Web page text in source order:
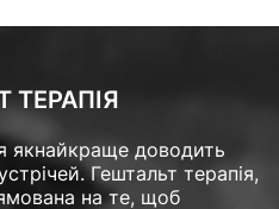
ТЕРАПІЯ
якнайкраще доводить
Гештальт терапія,
на те, щоб